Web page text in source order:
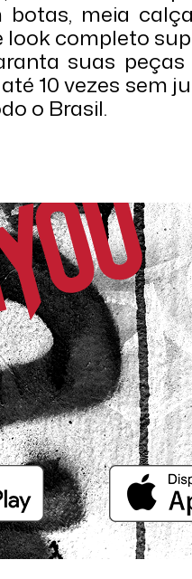
botas, meia
look completo
suas
10 vezes sem
o Brasil.